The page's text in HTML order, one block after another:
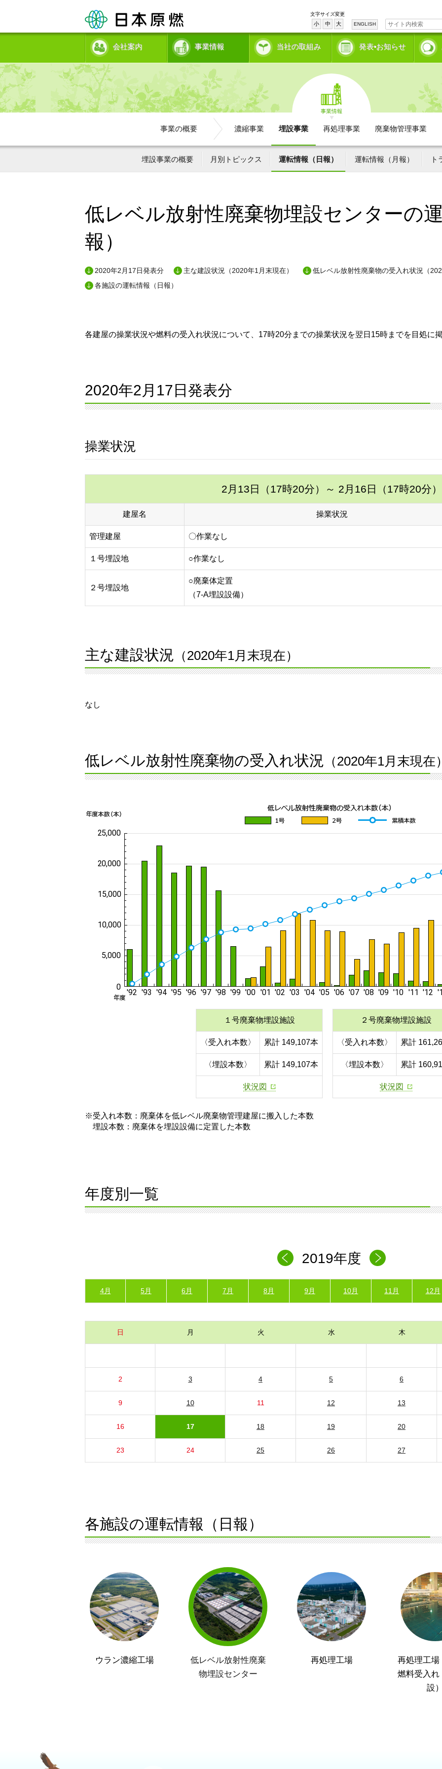
文字サイズ変更
小 中 大 ENGLISH
会社案内 事業情報 当社の取組み 発表•お知らせ
事業情報
事業の概要 濃縮事業 埋設事業 再処理事業 廃棄物管理事業
埋設事業の概要 月別トピックス 運転情報（日報） 運転情報（月報） ト
低レベル放射性廃棄物埋設センターの
報）
2020年2月17日発表分 主な建設状況（2020年1月末現在）
低レベル放射性廃棄物の受入れ状況（
各施設の運転情報（日報）
各建屋の操業状況や燃料の受入れ状況について、17時20分までの操業状況を翌日15時までを目処に
2020年2月17日発表分
操業状況
2月13日（17時20分） ～ 2月16日（17時20分）
建屋名 操業状況
管理建屋 〇作業なし
１号埋設地 ○作業なし
２号埋設地
○廃棄体定置
（7-A埋設設備）
主な建設状況 （2020年1月末現在）
なし
低レベル放射性廃棄物の受入れ状況 （2020年1月末現在
１号廃棄物埋設施設
〈受入れ本数〉 累計 149,107本
〈埋設本数〉 累計 149,107本
状況図
２号廃棄物埋設施設
〈受入れ本数〉 累計
〈埋設本数〉 累計
状況図
※受入れ本数：廃棄体を低レベル廃棄物管理建屋に搬入した本数
埋設本数：廃棄体を埋設設備に定置した本数
年度別一覧
2019年度
4月 5月 6月 7月 8月 9月 10月 11月 12月
日 月 火 水 木
2 3 4 5 6
9 10 11 12 13
16 17 18 19 20
23 24 25 26 27
各施設の運転情報（日報）
ウラン濃縮工場
低レベル放射性廃棄
物埋設センター
再処理工場
再処理工場
燃料受入れ
設